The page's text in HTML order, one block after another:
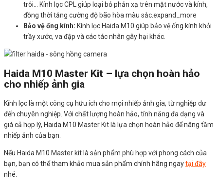
trôi… Kính lọc CPL giúp loại bỏ phản xạ trên mặt nước và kính,
đồng thời tăng cường độ bão hòa màu sắc.expand_more
Bảo vệ ống kính: Kính lọc Haida M10 giúp bảo vệ ống kính khỏi
trầy xước, va đập và các tác nhân gây hại khác.
Haida M10 Master Kit – lựa chọn hoàn hảo
cho nhiếp ảnh gia
Kính lọc là một công cụ hữu ích cho mọi nhiếp ảnh gia, từ nghiệp dư
đến chuyên nghiệp. Với chất lượng hoàn hảo, tính năng đa dạng và
giá cả hợp lý, Haida M10 Master Kit là lựa chọn hoàn hảo để nâng tầm
nhiếp ảnh của bạn.
Nếu Haida M10 Master kit là sản phẩm phù hợp với phong cách của
bạn, bạn có thể tham khảo mua sản phẩm chính hãng ngaytại đây
nhé.